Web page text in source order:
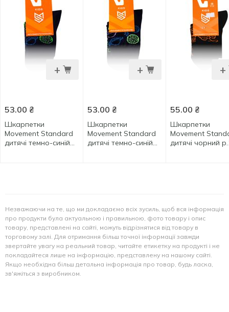
+
53.00 ₴
Шкарпетки
Movement Standard
дитячі темно-синій
+
53.00 ₴
Шкарпетки
Movement Standard
дитячі темно-синій
+
55.00 ₴
Шкарпетки
Movement
дитячі чорний
Незважаючи на те, що ми докладаємо всіх зусиль, щоб вся інформація
про продукти була актуальною і правильною, фото товару і опис
товару, представлені на сайті, можуть відрізнятися від товару в
торговому залі. Для отримання більш точної інформації завжди
звертайте увагу на реальний товар, читайте етикетку на продукті і не
покладайтеся лише на інформацію, представлену на нашому сайті.
Якщо необхідна більш детальна інформація про товар, будь ласка,
зв'яжіться з виробником.